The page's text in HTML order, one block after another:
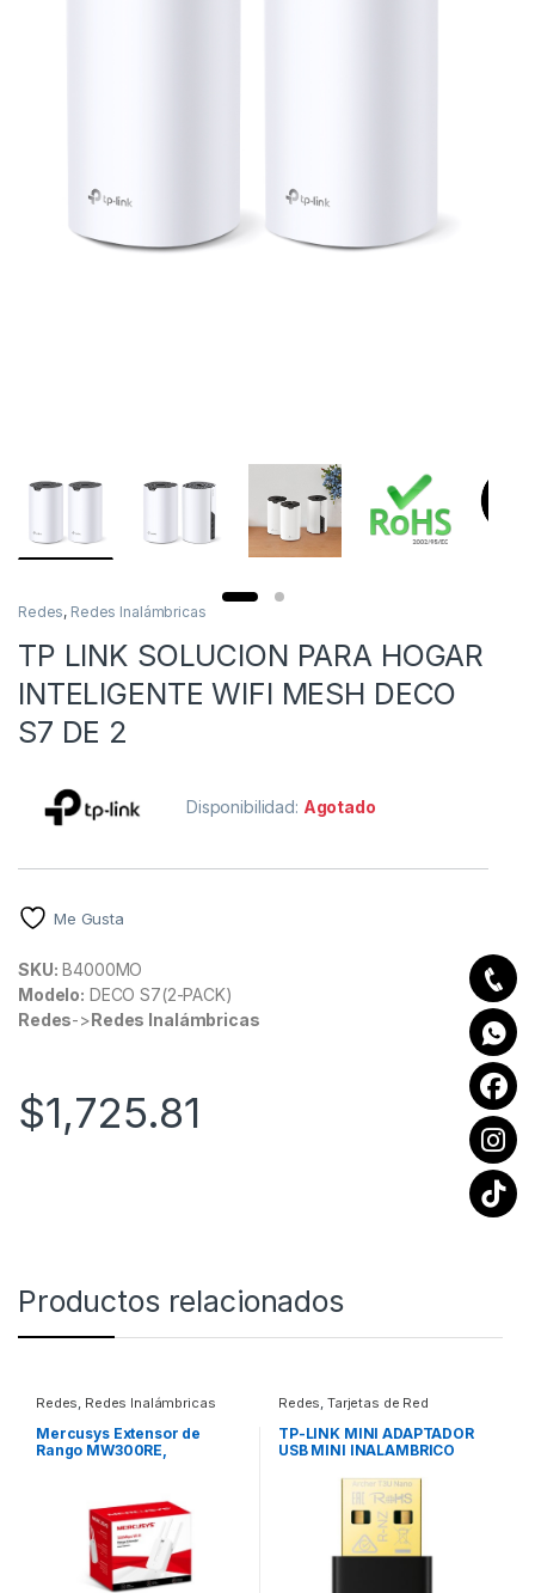
Redes, Redes Inalámbricas
TP LINK SOLUCION PARA HOGAR
INTELIGENTE WIFI MESH DECO
S7 DE 2
Disponibilidad: Agotado
Me Gusta
SKU: B4000MO
Modelo: DECO S7(2-PACK)
Redes->Redes Inalámbricas
$1,725.81
Productos relacionados
Redes, Redes Inalámbricas
Mercusys Extensor de
Rango MW300RE,
Redes,Tarjetas de Red
TP-LINK MINI ADAPTADOR
USB MINI INALAMBRICO